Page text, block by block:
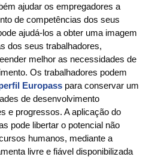
ajudar os empregadores a
de competências dos seus
ajudá-los a obter uma imagem
dos seus trabalhadores,
melhor as necessidades de
Os trabalhadores podem
Europass para conservar um
de desenvolvimento
e progressos. A aplicação do
pode libertar o potencial não
humanos, mediante a
livre e fiável disponibilizada